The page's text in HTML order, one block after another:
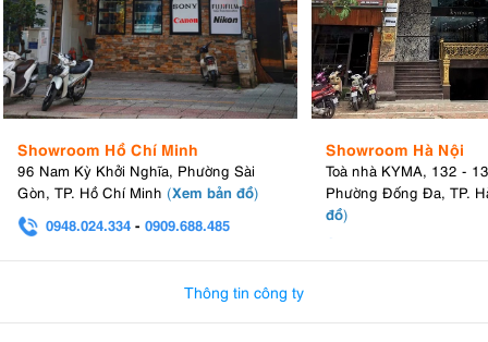
Showroom Hồ Chí Minh
96 Nam Kỳ Khởi Nghĩa, Phường Sài
Gòn, TP. Hồ Chí Minh (Xem bản đồ)
0948.024.334 - 0909.688.485
Showroom Hà Nội
Toà nhà KYMA, 132 -
Phường Đống Đa, TP.
đồ)
Thông tin công ty